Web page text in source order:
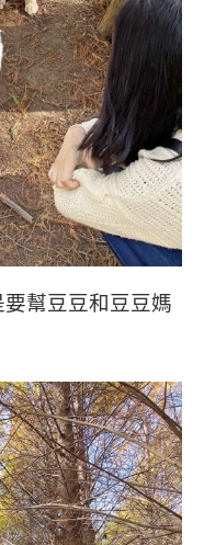
幫豆豆和豆豆媽